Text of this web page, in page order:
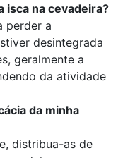
isca na cevadeira?
perder a
desintegrada
geralmente a
da atividade
da minha
distribua-as de